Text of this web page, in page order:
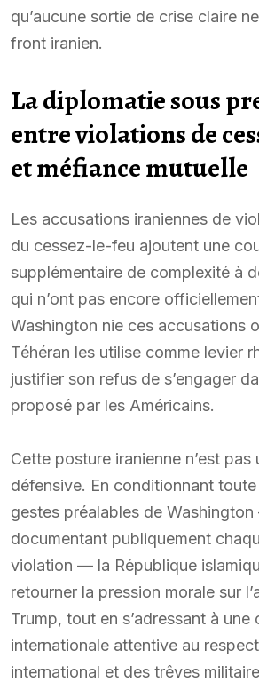
qu’aucune sortie de crise claire
front iranien.
La diplomatie sous
entre violations de
et méfiance mutuelle
Les accusations iraniennes de
du cessez-le-feu ajoutent une
supplémentaire de complexité à
qui n’ont pas encore
Washington nie ces accusations
Téhéran les utilise comme levier
justifier son refus de s’engager
proposé par les Américains.
Cette posture iranienne n’est pas
défensive. En conditionnant
gestes préalables de
documentant publiquement
violation — la République
retourner la pression morale sur
Trump, tout en s’adressant à une
internationale attentive au
international et des trêves